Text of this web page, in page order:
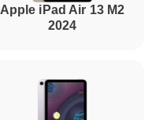
Apple iPad Air 13 M2
2024